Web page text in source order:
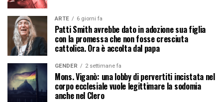
ARTE 6 giorni fa
Patti Smith avrebbe dato in adozione sua figlia
con la promessa che non fosse cresciuta
cattolica. Ora è accolta dal papa
GENDER 2 settimane fa
Mons. Viganò: una lobby di pervertiti incistata nel
corpo ecclesiale vuole legittimare la sodomia
anche nel Clero